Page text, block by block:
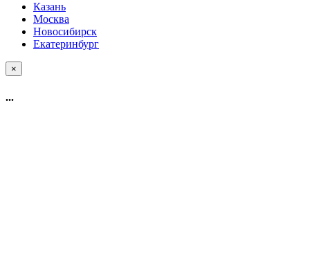
Казань
Москва
Новосибирск
Екатеринбург
×
...